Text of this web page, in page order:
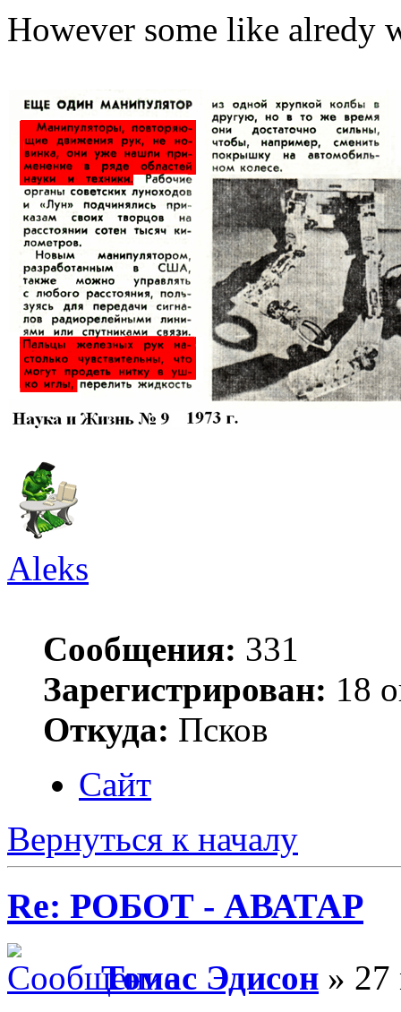
However some like alredy
Aleks
Сообщения: 331
Зарегистрирован: 18
Откуда: Псков
Сайт
Вернуться к началу
Re: РОБОТ - АВАТАР
Томас Эдисон » 27